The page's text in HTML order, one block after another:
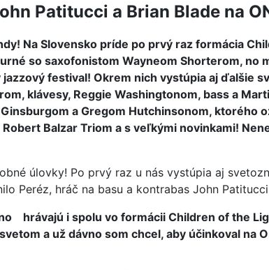
Patitucci a Brian Blade na
Na Slovensko príde po prvý raz formácia
so saxofonistom Wayneom Shorterom, no
festival! Okrem nich vystúpia aj ďalšie
klávesy, Reggie Washingtonom, bass a
a Gregom Hutchinsonom, ktorého
Balzar Triom a s veľkými novinkami!
úlovky! Po prvý raz u nás vystúpia aj
Peréz, hráč na basu a kontrabas John
hrávajú i spolu vo formácii Children of the
a už dávno som chcel, aby účinkoval na